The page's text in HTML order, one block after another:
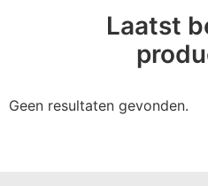
Laatst
Geen resultaten gevonden.